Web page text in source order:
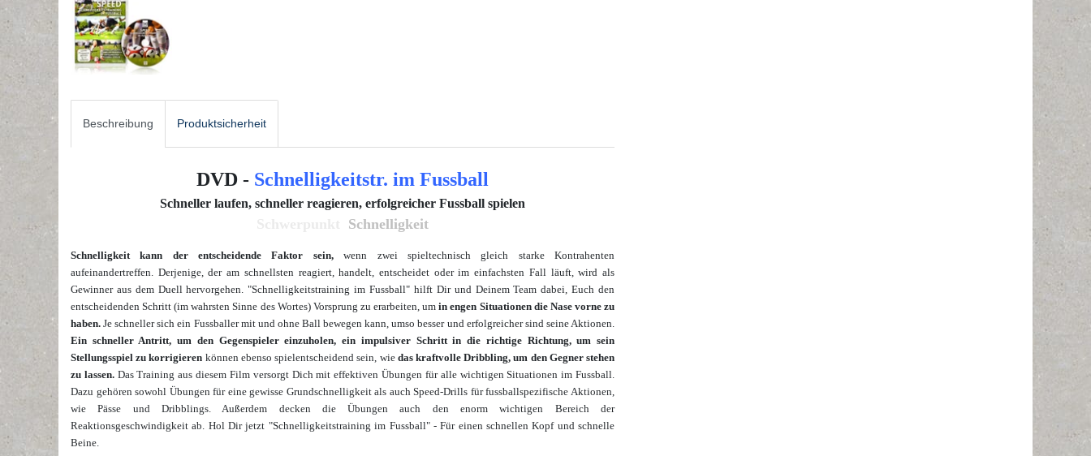
Beschreibung Produktsicherheit
DVD - Schnelligkeitstr. im Fussball
Schneller laufen, schneller reagieren, erfolgreicher Fussball spielen
Schnelligkeit
Schnelligkeit kann der entscheidende Faktor sein,wenn zwei spieltechnisch gleich starke Kontrahenten
aufeinandertreffen. Derjenige, der am schnellsten reagiert, handelt, entscheidet oder im einfachsten Fall läuft, wird als
Gewinner aus dem Duell hervorgehen. "Schnelligkeitstraining im Fussball" hilft Dir und Deinem Team dabei, Euch den
entscheidenden Schritt (im wahrsten Sinne des Wortes) Vorsprung zu erarbeiten, umin engen Situationen die Nase vorne zu
haben. Je schneller sich ein Fussballer mit und ohne Ball bewegen kann, umso besser und erfolgreicher sind seine Aktionen.
Ein schneller Antritt, um den Gegenspieler einzuholen, ein impulsiver Schritt in die richtige Richtung, um sein
Stellungsspiel zu korrigieren können ebenso spielentscheidend sein, wie das kraftvolle Dribbling, um den Gegner stehen
zu lassen.Das Training aus diesem Film versorgt Dich mit effektiven Übungen für alle wichtigen Situationen im Fussball.
Dazu gehören sowohl Übungen für eine gewisse Grundschnelligkeit als auch Speed-Drills für fussballspezifische Aktionen,
wie Pässe und Dribblings. Außerdem decken die Übungen auch den enorm wichtigen Bereich der
Reaktionsgeschwindigkeit ab. Hol Dir jetzt "Schnelligkeitstraining im Fussball" - Für einen schnellen Kopf und schnelle
Beine.